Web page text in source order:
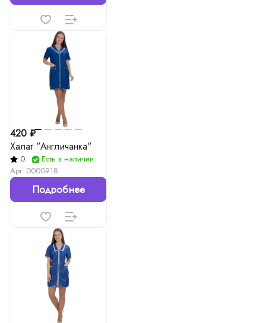
420 ₽
Халат "Англичанка"
0
Есть в наличии
Арт. 0000918
Подробнее